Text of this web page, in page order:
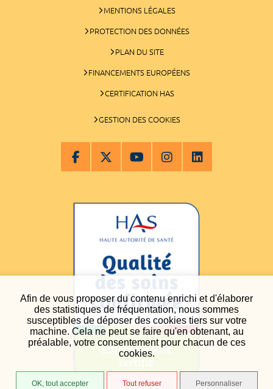
Afin de vous proposer du contenu enrichi et d'élaborer
des statistiques de fréquentation, nous sommes
susceptibles de déposer des cookies tiers sur votre
machine. Cela ne peut se faire qu'en obtenant, au
préalable, votre consentement pour chacun de ces
cookies.
OK, tout accepter Tout refuser Personnaliser
MENTIONS LÉGALES
PROTECTION DES DONNÉES
PLAN DU SITE
FINANCEMENTS EUROPÉENS
CERTIFICATION HAS
GESTION DES COOKIES